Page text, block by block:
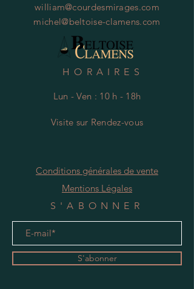
william@courdesmirages.com
michel@beltoise-clamens.com
HORAIRES
Lun - Ven : 10 h - 18h
Visite sur Rendez-vous
Conditions générales de vente
Mentions Légales
S'ABONNER
S'abonner